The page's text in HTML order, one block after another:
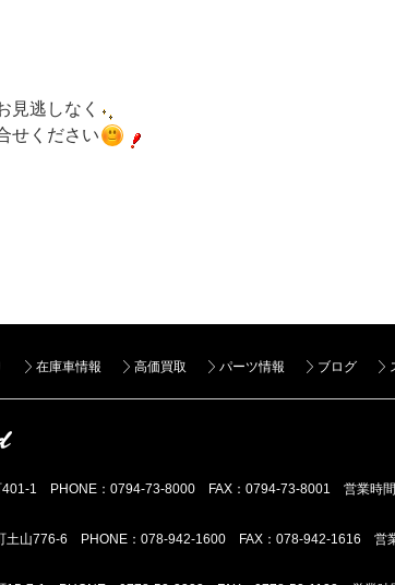
見逃しなく
せください
在庫車情報 高価買取 パーツ情報 ブログ
401-1
PHONE：0794-73-8000 FAX：0794-73-8001 営業時
土山776-6
PHONE：078-942-1600 FAX：078-942-1616 営